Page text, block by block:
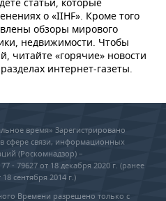
о «IIHF». Кроме того
обзоры мирового
недвижимости. Чтобы
читайте «горячие» новости
интернет-газеты.
время» Зарегистрировано
сфере связи, информационных
(Роскомнадзор) –
79627 от 18 декабря 2020 г. (ранее
сентября 2014 г.)
Времени разрешено только с